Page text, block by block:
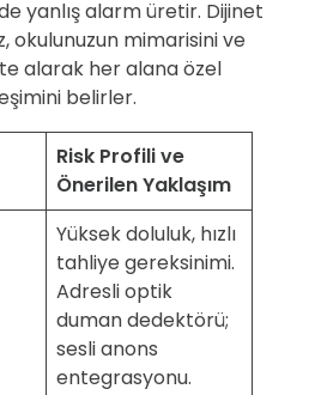
yanlış alarm üretir. Dijinet
okulunuzun mimarisini ve
alarak her alana özel
belirler.
Risk Profili ve
Önerilen Yaklaşım
Yüksek doluluk, hızlı
tahliye gereksinimi.
Adresli optik
duman dedektörü;
sesli anons
entegrasyonu.